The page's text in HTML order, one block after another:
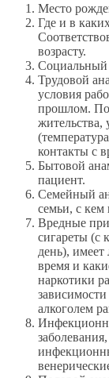
Место
Где и в
возрасту.
Социальный
Трудовой
условия
прошлом.
жительства,
контакты с
Бытовой
пациент.
Семейный
семьи, с кем
Вредные
сигареты (с
день), имеет
время и
наркотики
алкоголем